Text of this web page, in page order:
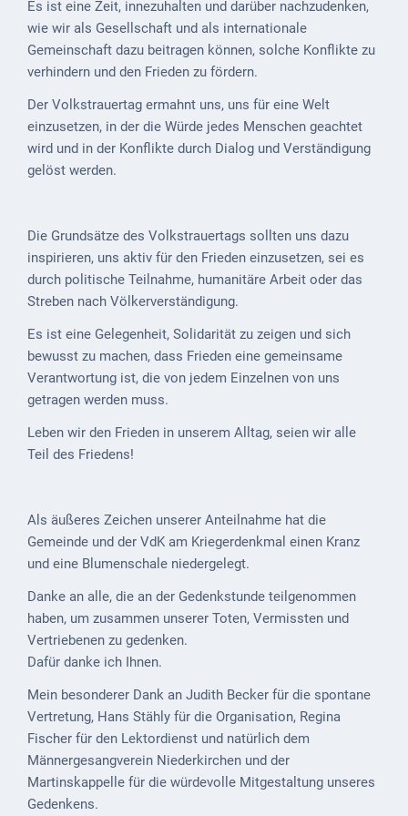
Schulbilder
Datenschutz
Kontakt
Kultur &
Freizeit
Feste
feiern
Wandern/Nord.Walking
Radfahren
VG
Musikschule
Kalender
Wein &
Fest um
den
Wein
Weinprinzessin
Wein- &
Sektgüter,
Destillerien
Es ist eine Zeit, innezuhalten und darüber nachzudenken,
wie wir als Gesellschaft und als internationale
Gemeinschaft dazu beitragen können, solche Konflikte zu
verhindern und den Frieden zu fördern.
Der Volkstrauertag ermahnt uns, uns für eine Welt
einzusetzen, in der die Würde jedes Menschen geachtet
wird und in der Konflikte durch Dialog und Verständigung
gelöst werden.
Die Grundsätze des Volkstrauertags sollten uns dazu
inspirieren, uns aktiv für den Frieden einzusetzen, sei es
durch politische Teilnahme, humanitäre Arbeit oder das
Streben nach Völkerverständigung.
Es ist eine Gelegenheit, Solidarität zu zeigen und sich
bewusst zu machen, dass Frieden eine gemeinsame
Verantwortung ist, die von jedem Einzelnen von uns
getragen werden muss.
Leben wir den Frieden in unserem Alltag, seien wir alle
Teil des Friedens!
Als äußeres Zeichen unserer Anteilnahme hat die
Gemeinde und der VdK am Kriegerdenkmal einen Kranz
und eine Blumenschale niedergelegt.
Danke an alle, die an der Gedenkstunde teilgenommen
haben, um zusammen unserer Toten, Vermissten und
Vertriebenen zu gedenken.
Dafür danke ich Ihnen.
Mein besonderer Dank an Judith Becker für die spontane
Vertretung, Hans Stähly für die Organisation, Regina
Fischer für den Lektordienst und natürlich dem
Männergesangverein Niederkirchen und der
Martinskappelle für die würdevolle Mitgestaltung unseres
Gedenkens.